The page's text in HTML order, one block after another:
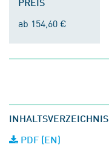
ab 154,60 €
INHALTSVERZEICHNIS
PDF (EN)